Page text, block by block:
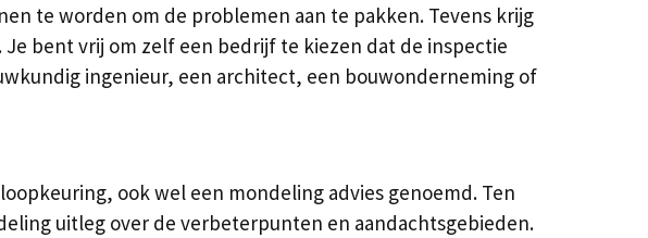
te worden om de problemen aan te pakken. Tevens krijg
bent vrij om zelf een bedrijf te kiezen dat de inspectie
ingenieur, een architect, een bouwonderneming of
ook wel een mondeling advies genoemd. Ten
uitleg over de verbeterpunten en aandachtsgebieden.